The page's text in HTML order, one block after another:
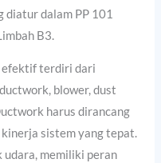
diatur dalam PP 101
B3.
efektif terdiri dari
blower, dust
harus dirancang
sistem yang tepat.
udara, memiliki peran